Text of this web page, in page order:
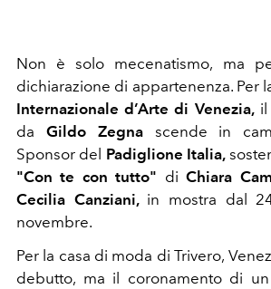
Non è solo mecenatismo, ma
dichiarazione di appartenenza. Per
Internazionale d’Arte di Venezia,il
da Gildo Zegna scende in
Sponsor del Padiglione Italia,
"Con te con tutto" di Chiara
Cecilia Canziani, in mostra dal
novembre.
Per la casa di moda di Trivero,
debutto, ma il coronamento di